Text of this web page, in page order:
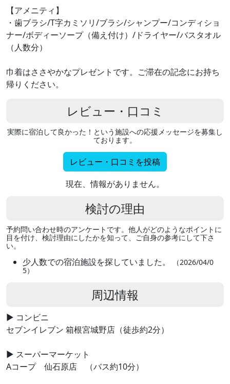
【アメニティ】
・歯ブラシ/T字カミソリ/ブラシ/シャンプー/コンディショ
ナー/ボディーソープ（備え付け）/ドライヤー/バスタオル
（人数分）
巾着はささやかなプレゼントです。ご滞在の記念にお持ち
帰りください。
レビュー・口コミ
実際に宿泊して良かった！という施設への応援メッセージを募集し
ております。
レビュー・口コミを投稿
現在、情報がありません。
検討の理由
予約問い合わせ時のアンケートです。他人がどのようなポイントに
目を付け、検討理由にしたかを知って、ご自身の参考にして下さ
い。
少人数での宿泊施設を探していました。
（2026/04/0
5）
周辺情報
▶ コンビニ
セブンイレブン 箱根宮城野店（徒歩約2分）
▶ スーパーマーケット
Aコープ 仙石原店 （バス約10分）